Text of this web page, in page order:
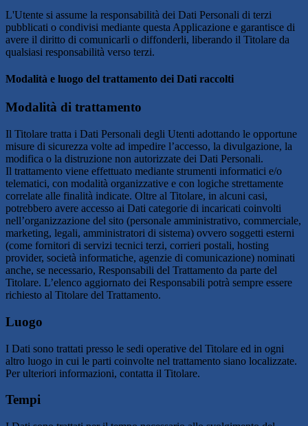
L'Utente si assume la responsabilità dei Dati Personali di terzi
pubblicati o condivisi mediante questa Applicazione e garantisce di
avere il diritto di comunicarli o diffonderli, liberando il Titolare da
qualsiasi responsabilità verso terzi.
Modalità e luogo del trattamento dei Dati raccolti
Modalità di trattamento
Il Titolare tratta i Dati Personali degli Utenti adottando le opportune
misure di sicurezza volte ad impedire l’accesso, la divulgazione, la
modifica o la distruzione non autorizzate dei Dati Personali.
Il trattamento viene effettuato mediante strumenti informatici e/o
telematici, con modalità organizzative e con logiche strettamente
correlate alle finalità indicate. Oltre al Titolare, in alcuni casi,
potrebbero avere accesso ai Dati categorie di incaricati coinvolti
nell’organizzazione del sito (personale amministrativo, commerciale,
marketing, legali, amministratori di sistema) ovvero soggetti esterni
(come fornitori di servizi tecnici terzi, corrieri postali, hosting
provider, società informatiche, agenzie di comunicazione) nominati
anche, se necessario, Responsabili del Trattamento da parte del
Titolare. L’elenco aggiornato dei Responsabili potrà sempre essere
richiesto al Titolare del Trattamento.
Luogo
I Dati sono trattati presso le sedi operative del Titolare ed in ogni
altro luogo in cui le parti coinvolte nel trattamento siano localizzate.
Per ulteriori informazioni, contatta il Titolare.
Tempi